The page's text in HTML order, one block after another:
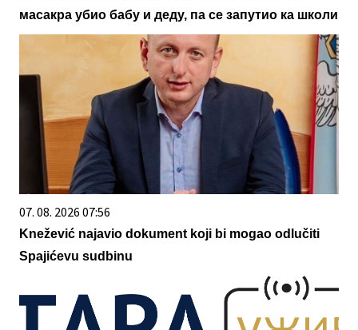
масакра убио бабу и деду, па се запутио ка школи
07. 08. 2026 07:56
Knežević najavio dokument koji bi mogao odlučiti
Spajićevu sudbinu